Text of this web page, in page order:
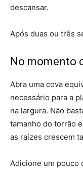
descansar.
Após duas ou três
No momento
Abra uma cova
necessário para a
na largura. Não
tamanho do torrão
as raízes crescem
Adicione um pouco